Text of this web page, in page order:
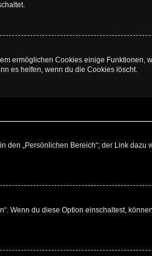
ermöglichen Cookies einige Funktionen,
es helfen, wenn du die Cookies löscht.
„Persönlichen Bereich“; der Link dazu
Wenn du diese Option einschaltest,